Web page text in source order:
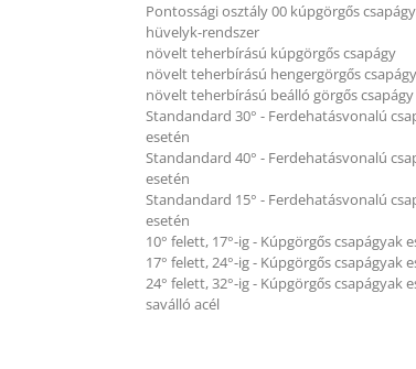
Pontossági osztály 00 kúpgörgős
hüvelyk-rendszer
növelt teherbírású kúpgörgős csapágy
növelt teherbírású hengergörgős csapágy
növelt teherbírású beálló görgős csapágy
Standandard 30° - Ferdehatásvonalú
esetén
Standandard 40° - Ferdehatásvonalú
esetén
Standandard 15° - Ferdehatásvonalú
esetén
10° felett, 17°-ig - Kúpgörgős csapágyak
17° felett, 24°-ig - Kúpgörgős csapágyak
24° felett, 32°-ig - Kúpgörgős csapágyak
saválló acél